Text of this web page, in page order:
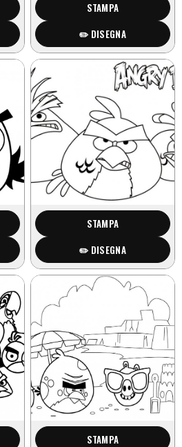
STAMPA
✏️ DISEGNA
STAMPA
✏️ DISEGNA
STAMPA